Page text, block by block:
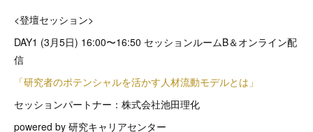
<登壇セッション>
DAY1 (3月5日) 16:00〜16:50 セッションルームB＆オンライン配
信
「研究者のポテンシャルを活かす人材流動モデルとは」
セッションパートナー：株式会社池田理化
powered by 研究キャリアセンター